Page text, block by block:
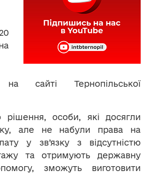
сайті Тернопільської
рішення, особи, які досягли
але не набули права на
у зв’язку з відсутністю
та отримують державну
зможуть виготовити